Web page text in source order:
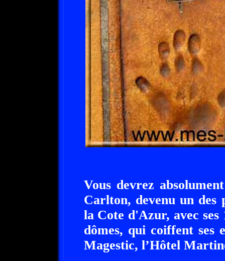
Vous devrez
Carlton, devenu un des
la Cote d'Azur, avec ses
dômes, qui coiffent ses
Magestic, l’Hôtel